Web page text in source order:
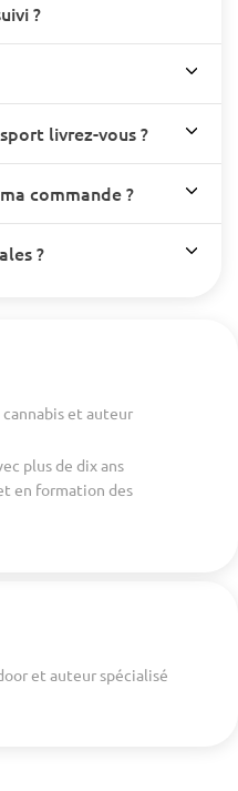
?
livrez-vous ?
commande ?
?
et auteur
plus de dix ans
en formation des
et auteur spécialisé